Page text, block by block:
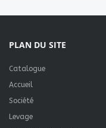
PLAN DU SITE
Catalogue
Accueil
Société
Levage